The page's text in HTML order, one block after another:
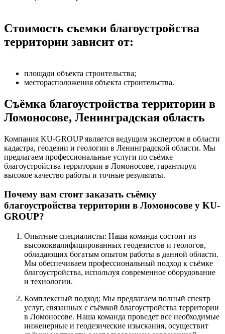
Стоимость съемки благоустройства
территории зависит от:
площади объекта строительства;
месторасположения объекта строительства.
Съёмка благоустройства территории в
Ломоносове, Ленинградская область
Компания KU-GROUP является ведущим экспертом в области
кадастра, геодезии и геологии в Ленинградской области. Мы
предлагаем профессиональные услуги по съёмке
благоустройства территории в Ломоносове, гарантируя
высокое качество работы и точные результаты.
Почему вам стоит заказать съёмку
благоустройства территории в Ломоносове у KU-
GROUP?
Опытные специалисты: Наша команда состоит из
высококвалифицированных геодезистов и геологов,
обладающих богатым опытом работы в данной области.
Мы обеспечиваем профессиональный подход к съёмке
благоустройства, используя современное оборудование
и технологии.
Комплексный подход: Мы предлагаем полный спектр
услуг, связанных с съёмкой благоустройства территории
в Ломоносове. Наша команда проведет все необходимые
инженерные и геодезические изыскания, осуществит